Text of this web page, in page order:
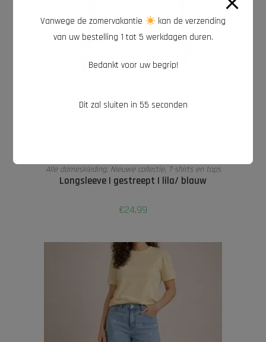
TOEVOEGEN AAN WINKELWAGEN
Alle dameskleding, Nieuwe collectie, T-shirts en tops
Longsleeve | gestreept | lila/ blauw
€24,99
Vanwege de zomervakantie
kan de verzending
van uw bestelling 1 tot 5 werkdagen duren.
Bedankt voor uw begrip!
Dit zal sluiten in 54 seconden